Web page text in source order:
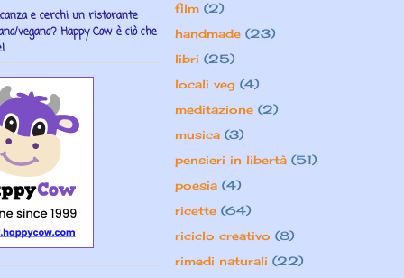
e cerchi un ristorante
vegano? Happy Cow è ciò che
film (2)
handmade (23)
libri (25)
locali veg (4)
meditazione (2)
musica (3)
pensieri in libertà (51)
poesia (4)
ricette (64)
riciclo creativo (8)
rimedi naturali (22)